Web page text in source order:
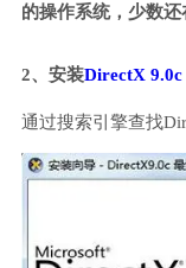
的操作系统，少数还
2、安装DirectX 9.0c
通过搜索引擎查找